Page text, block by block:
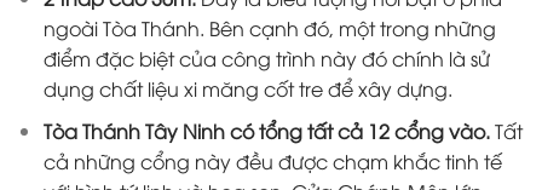
ngoài Tòa Thánh. Bên cạnh đó, một trong những
điểm đặc biệt của công trình này đó chính là sử
dụng chất liệu xi măng cốt tre để xây dựng.
Tòa Thánh Tây Ninh có tổng tất cả 12 cổng vào.Tất
cả những cổng này đều được chạm khắc tinh tế